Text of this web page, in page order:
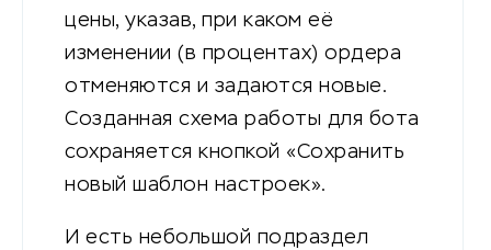
цены, указав, при каком её
изменении (в процентах) ордера
отменяются и задаются новые.
Созданная схема работы для бота
сохраняется кнопкой «Сохранить
новый шаблон настроек».
И есть небольшой подраздел